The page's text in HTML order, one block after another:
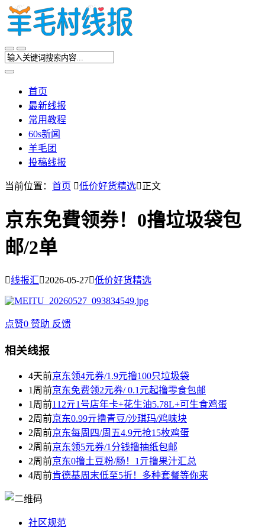
首页
最新线报
常用教程
60s新闻
羊毛团
投稿线报
当前位置： 首页 低价好货精选正文
京东免費领券！0撸垃圾袋包
邮/2单
线报汇2026-05-27低价好货精选
点赞0 赞助 反馈
相关线报
4天前京东领4元券/1.9元撸100只垃圾袋
1周前京东免费领2元券/ 0.1元起撸零食包邮
1周前112亓1号店年卡+花生油5.78L+可生食鸡蛋
2周前京东0.99亓撸青豆/沙琪玛/鸡味块
2周前京东每周四/周五4.9元抢15枚鸡蛋
2周前京东领5元券/1分钱撸抽纸包邮
2周前京东0撸土豆粉/肠！1亓撸果汁汇总
4周前肯德基周末低至5折！多种套餐等你来
社区规范